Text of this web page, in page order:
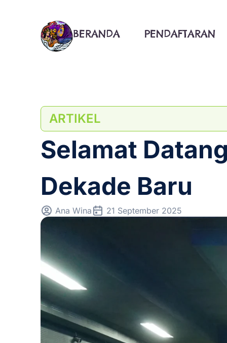
BERANDA PENDAFTARAN
ARTIKEL
Selamat
Dekade Baru
Ana Wina 21 September 2025